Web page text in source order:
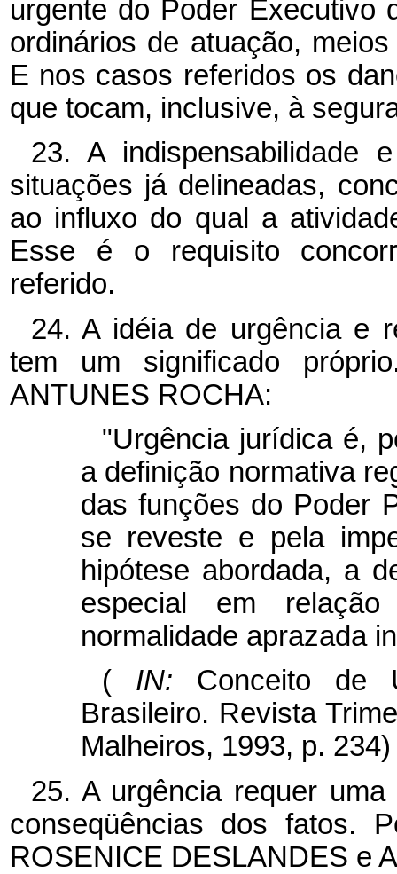
urgente do Poder Executivo
ordinários de atuação,
E nos casos referidos os
que tocam, inclusive, à
23. A indispensabilidade
situações já delineadas,
ao influxo do qual a
Esse é o requisito
referido.
24. A idéia de urgência e
tem um significado
ANTUNES ROCHA:
"Urgência jurídica é,
a definição normativa
das funções do Poder
se reveste e pela
hipótese abordada, a
especial em
normalidade aprazada
( IN: Conceito de
Brasileiro. Revista
Malheiros, 1993, p. 234)
25. A urgência requer
conseqüências dos fatos.
ROSENICE DESLANDES e